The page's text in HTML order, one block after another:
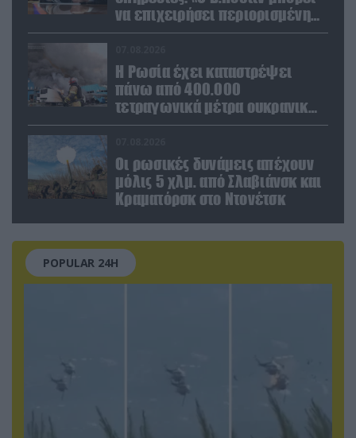
να επιχειρήσει περιορισμένη
στρατιωτική επιχείρηση στην
Η Ρωσία έχει καταστρέψει
πάνω από 400.000
τετραγωνικά μέτρα ουκρανικών
εγκαταστάσεων τον Ιούλιο
Οι ρωσικές δυνάμεις απέχουν
μόλις 5 χλμ. από Σλαβιάνσκ και
Κραματόρσκ στο Ντονέτσκ
POPULAR 24H